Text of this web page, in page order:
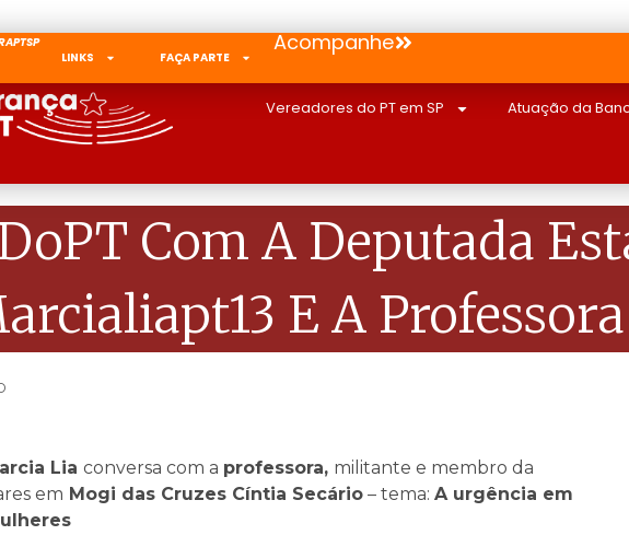
LINKS
FAÇA PARTE
Acompanhe
Vereadores do PT em SP Atuação da
Com A Deputada
E A
Lia conversa com a professora, militante e membro da
em Mogi das Cruzes Cíntia Secário – tema: A urgência em